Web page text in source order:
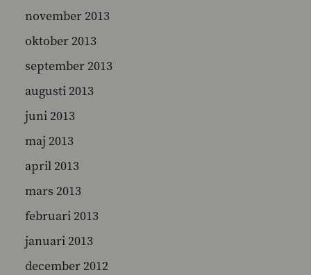
november 2013
oktober 2013
september 2013
augusti 2013
juni 2013
maj 2013
april 2013
mars 2013
februari 2013
januari 2013
december 2012